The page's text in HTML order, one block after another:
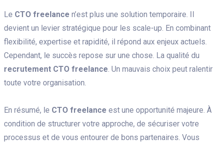
Le CTO freelance n’est plus une solution temporaire. Il
devient un levier stratégique pour les scale-up. En combinant
flexibilité, expertise et rapidité, il répond aux enjeux actuels.
Cependant, le succès repose sur une chose. La qualité du
recrutement CTO freelance. Un mauvais choix peut ralentir
toute votre organisation.
En résumé, le CTO freelance est une opportunité majeure. À
condition de structurer votre approche, de sécuriser votre
processus et de vous entourer de bons partenaires. Vous